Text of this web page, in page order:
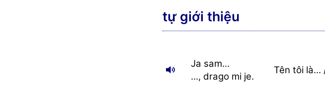
tự giới thiệu
Ja sam...
..., drago mi je.
Tên tôi là...